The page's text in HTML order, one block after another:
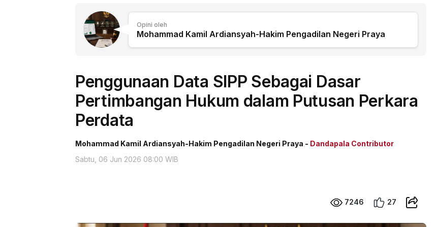
Opini oleh
Mohammad Kamil Ardiansyah-Hakim Pengadilan Negeri Praya
Penggunaan Data SIPP Sebagai Dasar
Pertimbangan Hukum dalam Putusan Perkara
Perdata
Mohammad Kamil Ardiansyah-Hakim Pengadilan Negeri Praya - Dandapala Contributor
Sabtu, 06 Jun 2026 08:00 WIB
7246 27